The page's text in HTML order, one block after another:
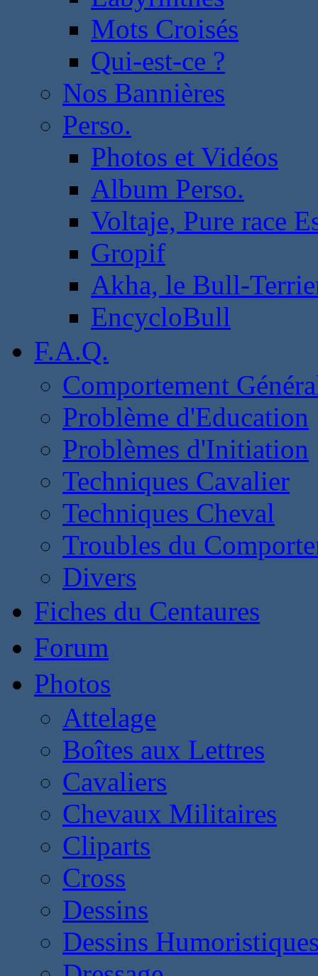
Mots Croisés
Qui-est-ce ?
Nos Bannières
Perso.
Photos et Vidéos
Album Perso.
Voltaje, Pure race
Gropif
Akha, le Bull-
EncycloBull
F.A.Q.
Comportement
Problème d'Education
Problèmes d'Initiation
Techniques Cavalier
Techniques Cheval
Troubles du
Divers
Fiches du Centaures
Forum
Photos
Attelage
Boîtes aux Lettres
Cavaliers
Chevaux Militaires
Cliparts
Cross
Dessins
Dessins